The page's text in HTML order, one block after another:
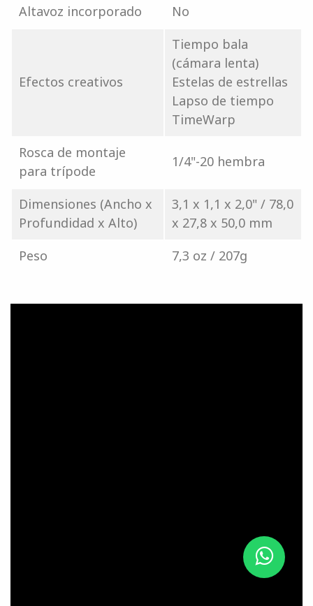
Altavoz incorporado
No
Efectos creativos
Tiempo bala
(cámara lenta)
Estelas de estrellas
Lapso de tiempo
TimeWarp
Rosca de montaje
para trípode
1/4"-20 hembra
Dimensiones (Ancho x
Profundidad x Alto)
3,1 x 1,1 x 2,0" / 78,0
x 27,8 x 50,0 mm
Peso
7,3 oz / 207g